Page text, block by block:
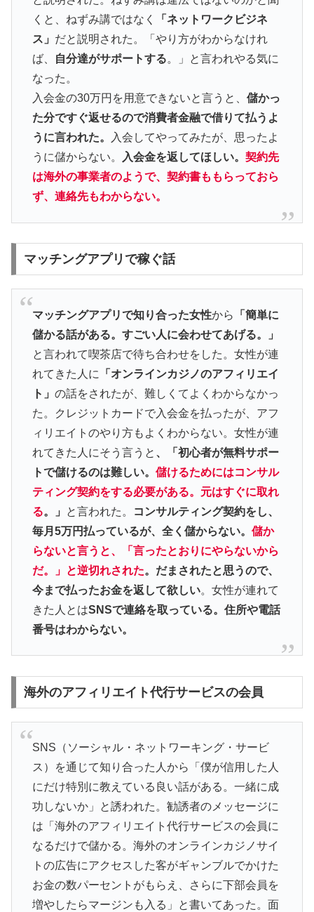
くと、ねずみ講ではなく
「ネットワークビジネ
ス」 だと説明された。「やり方がわからなけれ
ば、
自分達がサポートする。」と言われやる気に
なった。
入会金の30万円を用意できないと言うと、 儲かっ
た分ですぐ返せるので消費者金融で借りて払うよ
うに言われた。
入会してやってみたが、思ったよ
うに儲からない。
入会金を返してほしい。 契約先
は海外の事業者のようで、契約書ももらっておら
ず、連絡先もわからない。
マッチングアプリで稼ぐ話
マッチングアプリで知り合った女性から
「簡単に
儲かる話がある。すごい人に会わせてあげる。」
と言われて喫茶店で待ち合わせをした。女性が連
れてきた人に
「オンラインカジノのアフィリエイ
ト」 の話をされたが、難しくてよくわからなかっ
た。クレジットカードで入会金を払ったが、アフ
ィリエイトのやり方もよくわからない。女性が連
れてきた人にそう言うと 、「初心者が無料サポー
トで儲けるのは難しい。 儲けるためにはコンサル
ティング契約をする必要がある。元はすぐに取れ
る。」 と言われた。
コンサルティング契約をし、
毎月5万円払っているが、全く儲からない。 儲か
らないと言うと、「言ったとおりにやらないから
だ。」と逆切れされた。だまされたと思うので、
今まで払ったお金を返して欲しい。女性が連れて
きた人とはSNSで連絡を取っている。住所や電話
番号はわからない。
海外のアフィリエイト代行サービスの会員
SNS（ソーシャル・ネットワーキング・サービ
ス）を通じて知り合った人から「僕が信用した人
にだけ特別に教えている良い話がある。一緒に成
功しないか」と誘われた。勧誘者のメッセージに
は「海外のアフィリエイト代行サービスの会員に
なるだけで儲かる。海外のオンラインカジノサイ
トの広告にアクセスした客がギャンブルでかけた
お金の数パーセントがもらえ、さらに下部会員を
増やしたらマージンも入る」と書いてあった。面